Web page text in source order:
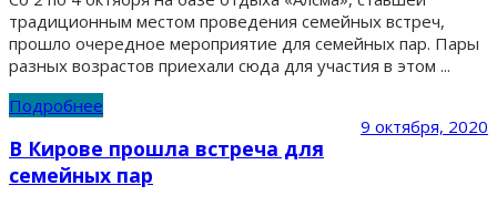
традиционным местом проведения семейных встреч,
прошло очередное мероприятие для семейных пар. Пары
разных возрастов приехали сюда для участия в этом ...
Подробнее
9 октября, 2020
В Кирове прошла встреча для
семейных пар